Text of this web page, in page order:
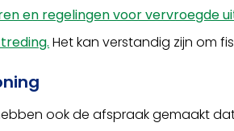
en regelingen voor vervroegde
Het kan verstandig zijn om
ook de afspraak gemaakt